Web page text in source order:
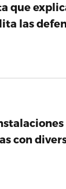
que
las
con